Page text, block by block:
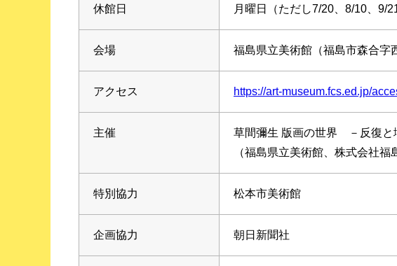
休館日 月曜日（ただし7/20、8/10、9/
会場 福島県立美術館（福島市森合字
アクセス https://art-museum.fcs.ed.jp/
主催
草間彌生 版画の世界 －反復
（福島県立美術館、株式会社福
特別協力 松本市美術館
企画協力 朝日新聞社